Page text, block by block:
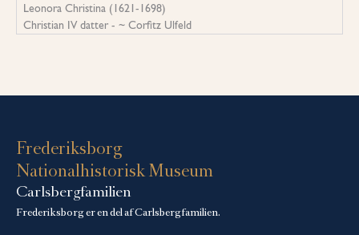
Leonora Christina (1621-1698)
Christian IV datter - ~ Corfitz Ulfeld
Frederiksborg
Nationalhistorisk Museum
Carlsbergfamilien
Frederiksborg er en del af Carlsbergfamilien.